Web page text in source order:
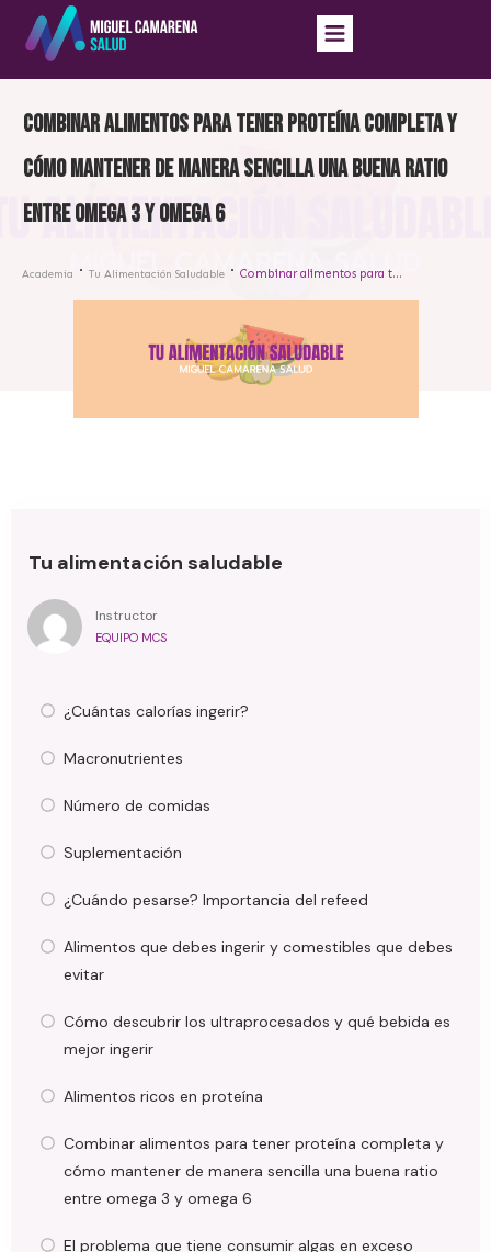
Combinar alimentos para tener proteína completa y
cómo mantener de manera sencilla una buena ratio
entre omega 3 y omega 6
Academia Tu Alimentación Saludable Combinar alimentos para tener proteína completa y cómo mantener de manera sencilla una buena ratio entre omega 3 y omega 6
Tu alimentación saludable
Instructor
EQUIPO MCS
¿Cuántas calorías ingerir?
Macronutrientes
Número de comidas
Suplementación
¿Cuándo pesarse? Importancia del refeed
Alimentos que debes ingerir y comestibles que debes
evitar
Cómo descubrir los ultraprocesados y qué bebida es
mejor ingerir
Alimentos ricos en proteína
Combinar alimentos para tener proteína completa y
cómo mantener de manera sencilla una buena ratio
entre omega 3 y omega 6
El problema que tiene consumir algas en exceso